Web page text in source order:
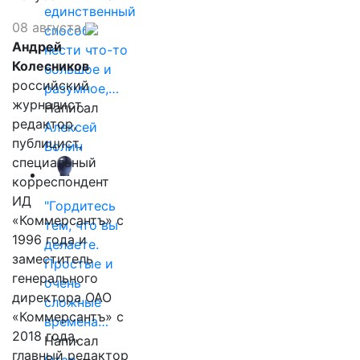
единственный
способ
нести что-то
большое и
разумное,…
Написал
Алексей
Волин
"Гордитесь
тем, что вы
делаете.
Простые и
очень
сложные
времена…
Написал
08 августа
Андрей
Колесников
российский
журналист,
редактор,
публицист,
специальный
корреспондент
ИД
«Коммерсантъ» с
1996 года и
заместитель
генерального
директора ОАО
«Коммерсантъ» с
2018 года,
главный редактор